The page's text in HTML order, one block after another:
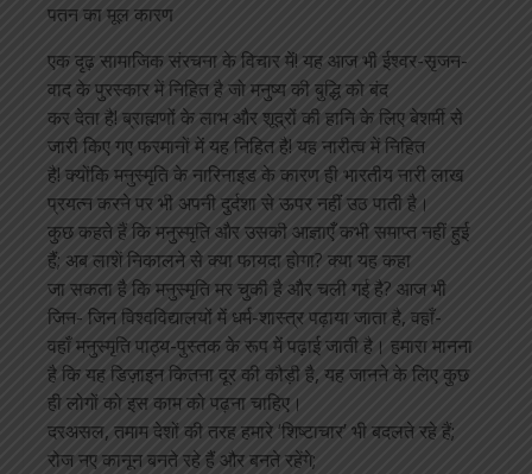
पतन का मूल कारण
एक दृढ़ सामाजिक संरचना के विचार में! यह आज भी ईश्वर-सृजन-
वाद के पुरस्कार में निहित है जो मनुष्य की बुद्धि को बंद
कर देता है! ब्राह्मणों के लाभ और शूद्रों की हानि के लिए बेशर्मी से
जारी किए गए फरमानों में यह निहित है! यह नारीत्व में निहित
है! क्योंकि मनुस्मृति के नारिनाइड के कारण ही भारतीय नारी लाख
प्रयत्न करने पर भी अपनी दुर्दशा से ऊपर नहीं उठ पाती है।
कुछ कहते हैं कि मनुस्मृति और उसकी आज्ञाएँ कभी समाप्त नहीं हुई
हैं; अब लाशें निकालने से क्या फायदा होगा? क्या यह कहा
जा सकता है कि मनुस्मृति मर चुकी है और चली गई है? आज भी
जिन- जिन विश्वविद्यालयों में धर्म-शास्त्र पढ़ाया जाता है, वहाँ-
वहाँ मनुस्मृति पाठ्य-पुस्तक के रूप में पढ़ाई जाती है। हमारा मानना ​​
है कि यह डिज़ाइन कितना दूर की कौड़ी है, यह जानने के लिए कुछ
ही लोगों को इस काम को पढ़ना चाहिए।
दरअसल, तमाम देशों की तरह हमारे ‘शिष्टाचार’ भी बदलते रहे हैं;
रोज नए कानून बनते रहे हैं और बनते रहेंगे;